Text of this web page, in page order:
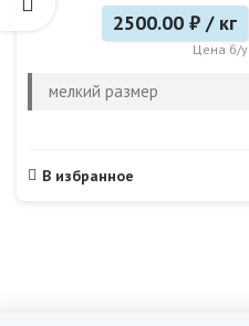
2500.00 ₽ / кг
Цена б/у
мелкий размер
В избранное